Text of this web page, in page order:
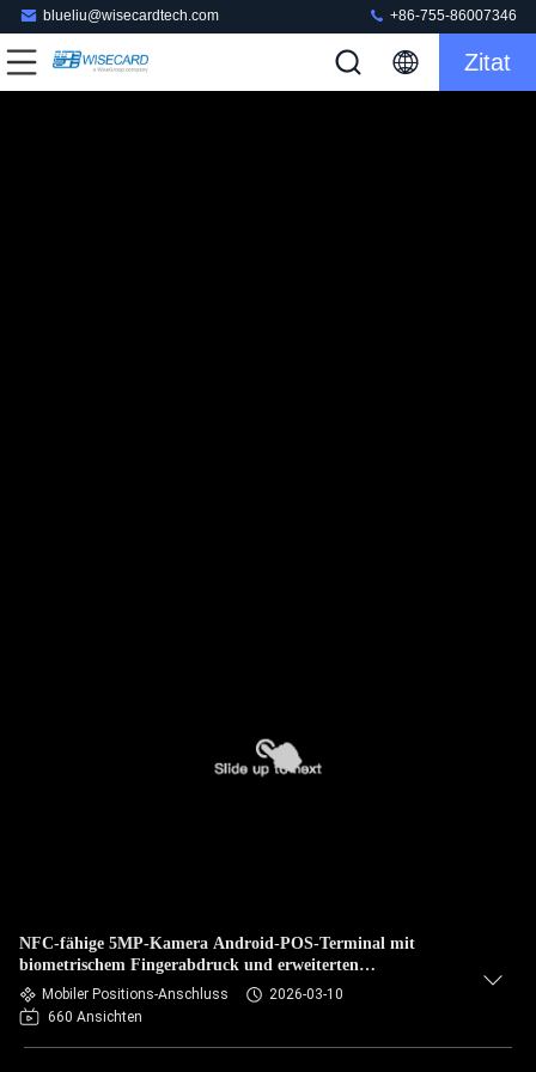
blueliu@wisecardtech.com +86-755-86007346
Zitat
NFC-fähige 5MP-Kamera Android-POS-Terminal mit
biometrischem Fingerabdruck und erweiterten
Sicherheitsfunktionen
Mobiler Positions-Anschluss
2026-03-10
660 Ansichten